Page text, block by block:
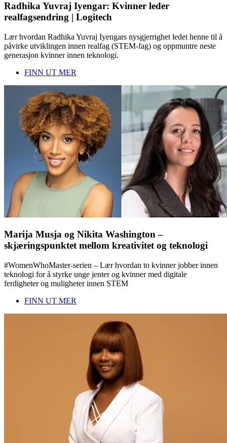
Radhika Yuvraj Iyengar: Kvinner leder
realfagsendring | Logitech
Lær hvordan Radhika Yuvraj Iyengars nysgjerrighet ledet henne til å
påvirke utviklingen innen realfag (STEM-fag) og oppmuntre neste
generasjon kvinner innen teknologi.
FINN UT MER
Marija Musja og Nikita Washington –
skjæringspunktet mellom kreativitet og teknologi
#WomenWhoMaster-serien – Lær hvordan to kvinner jobber innen
teknologi for å styrke unge jenter og kvinner med digitale
ferdigheter og muligheter innen STEM
FINN UT MER